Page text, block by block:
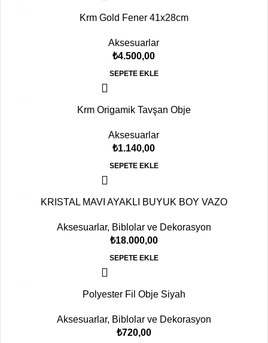
Krm Gold Fener 41x28cm
Aksesuarlar
₺4.500,00
SEPETE EKLE
Krm Origamik Tavşan Obje
Aksesuarlar
₺1.140,00
SEPETE EKLE
KRISTAL MAVI AYAKLI BUYUK BOY VAZO
Aksesuarlar, Biblolar ve Dekorasyon
₺18.000,00
SEPETE EKLE
Polyester Fil Obje Siyah
Aksesuarlar, Biblolar ve Dekorasyon
₺720,00